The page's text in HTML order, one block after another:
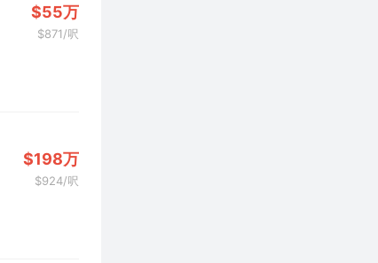
$55万
$871/呎
$198万
$924/呎